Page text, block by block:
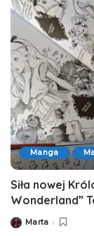
Manga
Siła nowej
Wonderland”
Posted
Marta